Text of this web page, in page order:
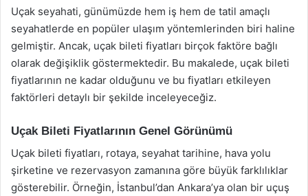
Uçak seyahati, günümüzde hem iş hem de tatil amaçlı
seyahatlerde en popüler ulaşım yöntemlerinden biri haline
gelmiştir. Ancak, uçak bileti fiyatları birçok faktöre bağlı
olarak değişiklik göstermektedir. Bu makalede, uçak bileti
fiyatlarının ne kadar olduğunu ve bu fiyatları etkileyen
faktörleri detaylı bir şekilde inceleyeceğiz.
Uçak Bileti Fiyatlarının Genel Görünümü
Uçak bileti fiyatları, rotaya, seyahat tarihine, hava yolu
şirketine ve rezervasyon zamanına göre büyük farklılıklar
gösterebilir. Örneğin, İstanbul’dan Ankara’ya olan bir uçuş